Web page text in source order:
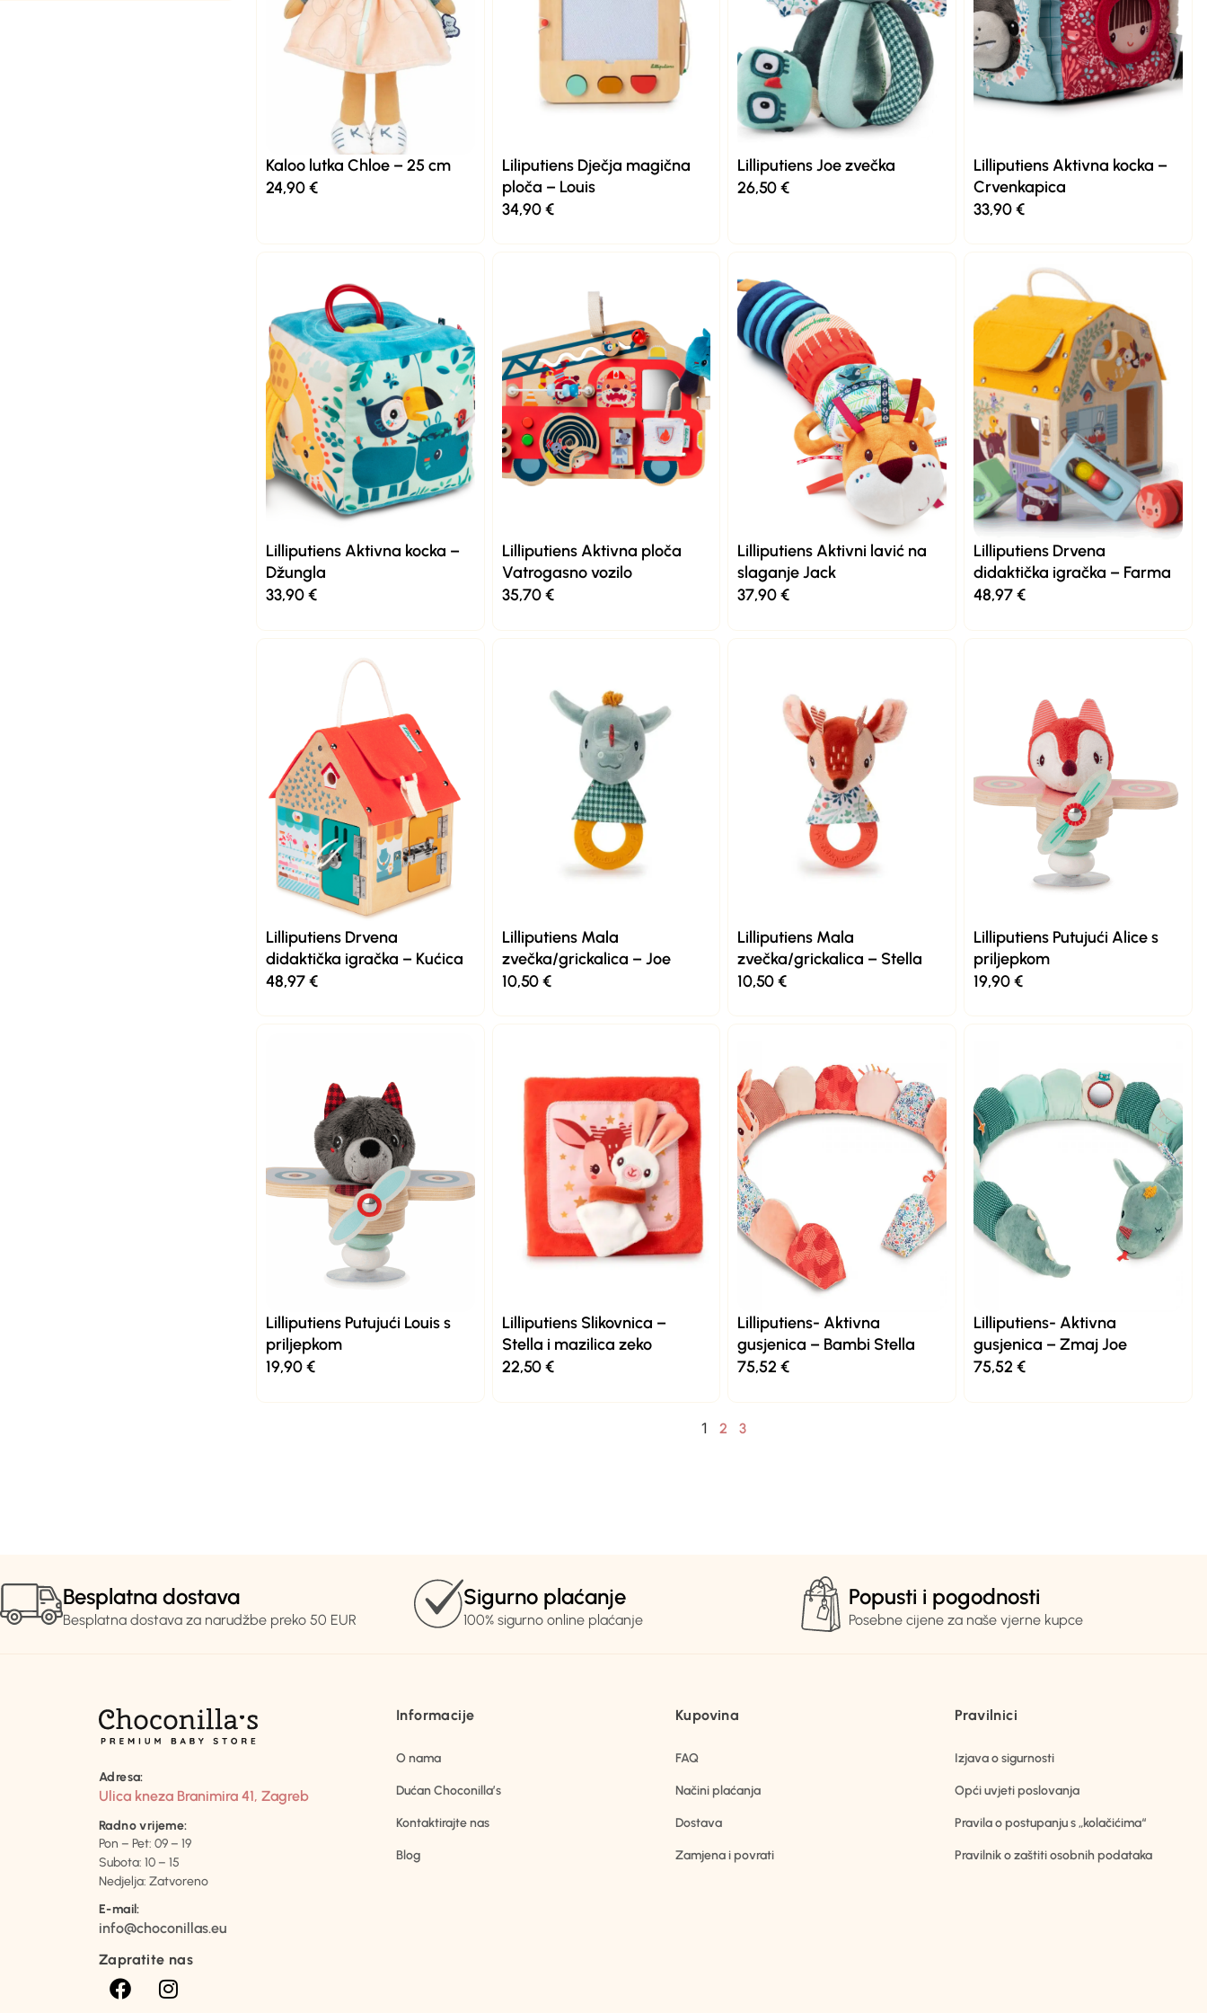
Kaloo lutka Chloe – 25 cm
24,90€
Liliputiens Dječja magična
ploča – Louis
34,90€
Lilliputiens Joe zvečka
26,50€
Lilliputiens Aktivna kocka –
Crvenkapica
33,90€
Lilliputiens Aktivna kocka –
Džungla
33,90€
Lilliputiens Aktivna ploča
Vatrogasno vozilo
35,70€
Lilliputiens Aktivni lavić na
slaganje Jack
37,90€
Lilliputiens Drvena
didaktička igračka – Farma
48,97€
Lilliputiens Drvena
didaktička igračka – Kućica
48,97€
Lilliputiens Mala
zvečka/grickalica – Joe
10,50€
Lilliputiens Mala
zvečka/grickalica – Stella
10,50€
Lilliputiens Putujući Alice s
priljepkom
19,90€
Lilliputiens Putujući Louis s
priljepkom
19,90€
Lilliputiens Slikovnica –
Stella i mazilica zeko
22,50€
Lilliputiens- Aktivna
gusjenica – Bambi Stella
75,52€
Lilliputiens- Aktivna
gusjenica – Zmaj Joe
75,52€
1 2 3
Besplatna dostava
Besplatna dostava za narudžbe preko 50 EUR
Sigurno plaćanje
100% sigurno online plaćanje
Popusti i pogodnosti
Posebne cijene za naše vjerne kupce
Adresa:
Ulica kneza Branimira 41, Zagreb
Radno vrijeme:
Pon – Pet: 09 – 19
Subota: 10 – 15
Nedjelja: Zatvoreno
E-mail:
info@choconillas.eu
Zapratite nas
Informacije
O nama
Dućan Choconilla’s
Kontaktirajte nas
Blog
Kupovina
FAQ
Načini plaćanja
Dostava
Zamjena i povrati
Pravilnici
Izjava o sigurnosti
Opći uvjeti poslovanja
Pravila o postupanju s „kolačićima“
Pravilnik o zaštiti osobnih podataka